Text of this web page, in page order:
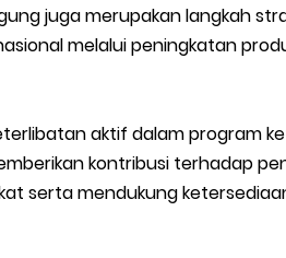
juga merupakan langkah
melalui peningkatan
aktif dalam program
kontribusi terhadap
serta mendukung